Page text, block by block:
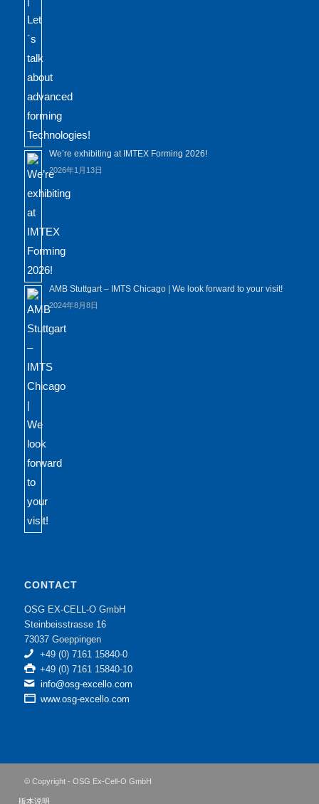
We’re exhibiting at IMTEX Forming 2026!
2026年1月13日
AMB Stuttgart – IMTS Chicago | We look forward to your visit!
2024年8月8日
CONTACT
OSG EX-CELL-O GmbH
Steinbeisstrasse 16
73037 Goeppingen
+49 (0) 7161 15840-0
+49 (0) 7161 15840-10
info@osg-excello.com
www.osg-excello.com
© Copyright - OSG Ex-Cell-O GmbH
版本说明